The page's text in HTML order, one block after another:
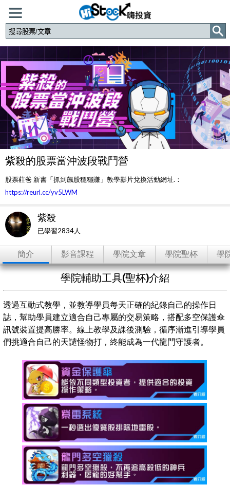
紫殺的股票當沖波段戰鬥營
股票莊爸 新書「抓到飆股穩穩賺」教學影片兌換活動網址.：
https://reurl.cc/yv5LWM
紫殺
已學習2834人
簡介 影音課程 學院文章 學院聖杯 學
學院輔助工具(聖杯)介紹
透過互動式教學，並教導學員每天正確的紀錄自己的操作日
誌，幫助學員建立適合自己專屬的交易策略，搭配多空保護傘
訊號裝置提高勝率。線上教學及課後測驗，循序漸進引導學員
們挑適合自己的天譴怪物打，終能成為一代龍門守護者。